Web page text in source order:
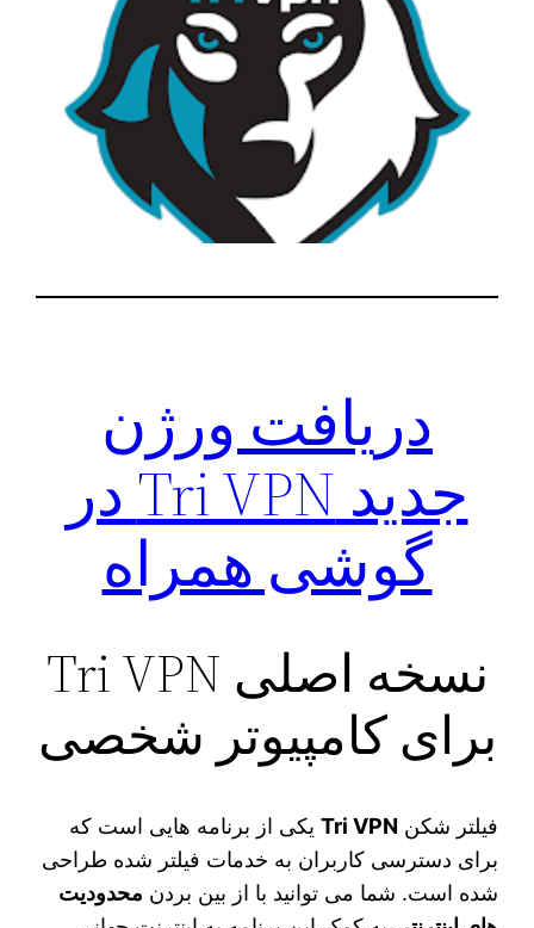
دریافت ورژن
جدید Tri VPN در
گوشی همراه
نسخه اصلی Tri VPN
برای کامپیوتر شخصی
فیلتر شکن Tri VPN یکی از برنامه‌ هایی است که
برای دسترسی کاربران به خدمات فیلتر شده طراحی
شده است. شما می‌ توانید با از بین بردن محدودیت